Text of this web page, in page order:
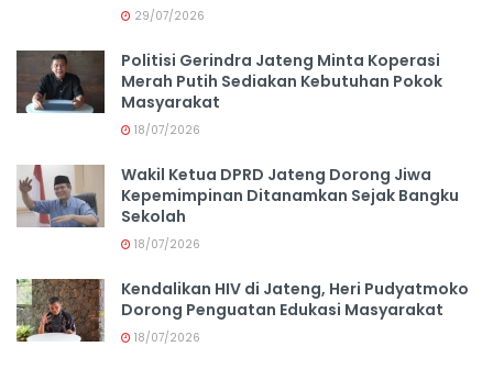
29/07/2026
Politisi Gerindra Jateng Minta Koperasi
Merah Putih Sediakan Kebutuhan Pokok
Masyarakat
18/07/2026
Wakil Ketua DPRD Jateng Dorong Jiwa
Kepemimpinan Ditanamkan Sejak Bangku
Sekolah
18/07/2026
Kendalikan HIV di Jateng, Heri Pudyatmoko
Dorong Penguatan Edukasi Masyarakat
18/07/2026